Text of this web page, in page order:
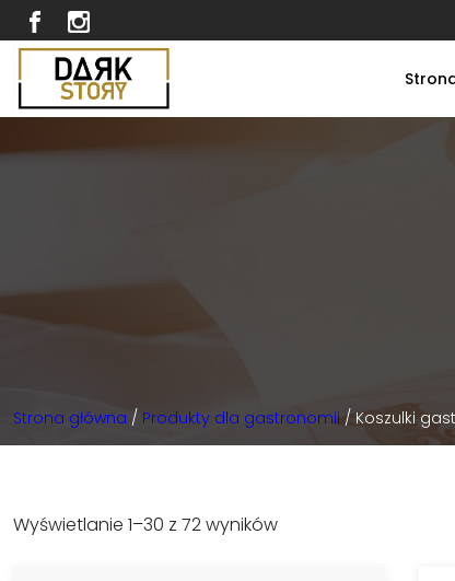
Strona główna / Produkty dla gastronomii / Koszulki
Wyświetlanie 1–30 z 72 wyników